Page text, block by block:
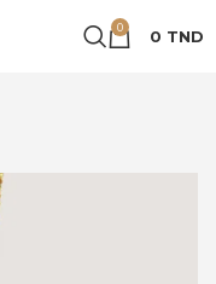
0 0 TND